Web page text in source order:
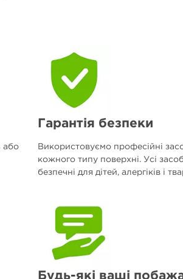
або
Гарантія безпеки
Використовуємо професійні
кожного типу поверхні. Усі
безпечні для дітей, алергіків і
Будь-які ваші